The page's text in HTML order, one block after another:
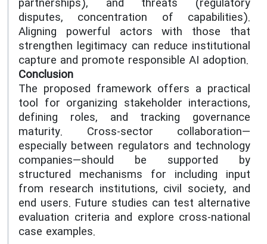
partnerships), and threats (regulatory
disputes, concentration of capabilities).
Aligning powerful actors with those that
strengthen legitimacy can reduce institutional
capture and promote responsible AI adoption.
Conclusion
The proposed framework offers a practical
tool for organizing stakeholder interactions,
defining roles, and tracking governance
maturity. Cross-sector collaboration—
especially between regulators and technology
companies—should be supported by
structured mechanisms for including input
from research institutions, civil society, and
end users. Future studies can test alternative
evaluation criteria and explore cross-national
case examples.